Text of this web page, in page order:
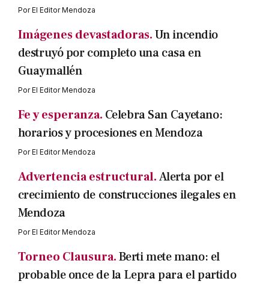
PorEl Editor Mendoza
Imágenes devastadoras.Un incendio
destruyó por completo una casa en
Guaymallén
PorEl Editor Mendoza
Fe y esperanza. Celebra San Cayetano:
horarios y procesiones en Mendoza
PorEl Editor Mendoza
Advertencia estructural.Alerta por el
crecimiento de construcciones ilegales en
Mendoza
PorEl Editor Mendoza
Torneo Clausura.Berti mete mano: el
probable once de la Lepra para el partido